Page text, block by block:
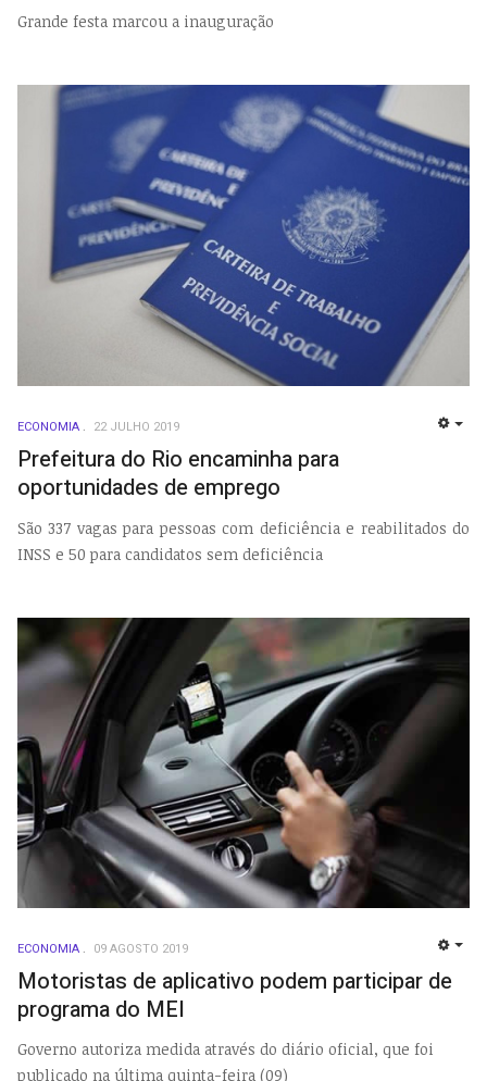
Grande festa marcou a inauguração
ECONOMIA 22 JULHO 2019
Prefeitura do Rio encaminha para
oportunidades de emprego
São 337 vagas para pessoas com deficiência e reabilitados do
INSS e 50 para candidatos sem deficiência
ECONOMIA 09 AGOSTO 2019
Motoristas de aplicativo podem participar de
programa do MEI
Governo autoriza medida através do diário oficial, que foi
publicado na última quinta-feira (09)